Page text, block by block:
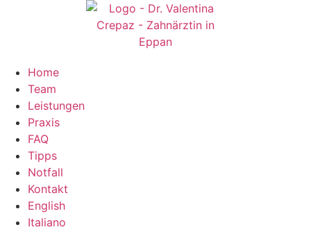
Home
Team
Leistungen
Praxis
FAQ
Tipps
Notfall
Kontakt
English
Italiano